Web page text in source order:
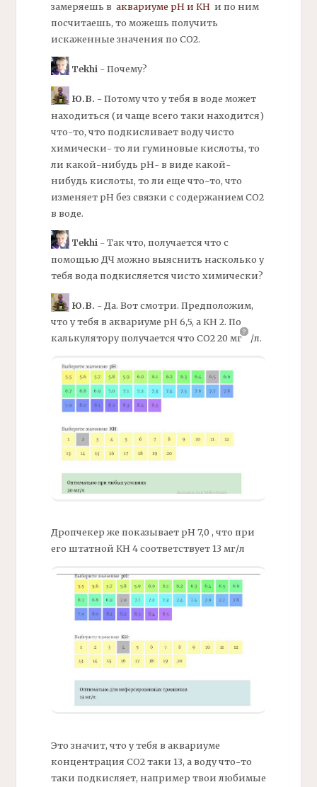
замеряешь в аквариуме рН и КН и по ним
посчитаешь, то можешь получить
искаженные значения по СО2.
Tekhi- Почему?
Ю.В. - Потому что у тебя в воде может
находиться (и чаще всего таки находится)
что-то, что подкисливает воду чисто
химически- то ли гуминовые кислоты, то
ли какой-нибудь рН-в виде какой-
нибудь кислоты, то ли еще что-то, что
изменяет рН без связки с содержанием СО2
в воде.
Tekhi- Так что, получается что с
помощью ДЧ можно выяснить насколько у
тебя вода подкисляется чисто химически?
Ю.В. - Да. Вот смотри. Предположим,
что у тебя в аквариуме рН 6,5, аКН 2. По
калькулятору получается что СО2 20 мг /л.
Дропчекерже показываетрН 7,0 , что при
его штатной КН 4 соответствует 13 мг/л
Это значит, что у тебя в аквариуме
концентрация СО2 таки 13, а воду что-то
таки подкисляет, например твои любимые